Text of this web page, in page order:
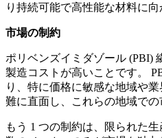
り持続可能で高性能な材料に
市場の制約
ポリベンズイミダゾール (PBI)
製造コストが高いことです。
り、特に価格に敏感な地域や
難に直面し、これらの地域で
もう 1 つの制約は、限られた